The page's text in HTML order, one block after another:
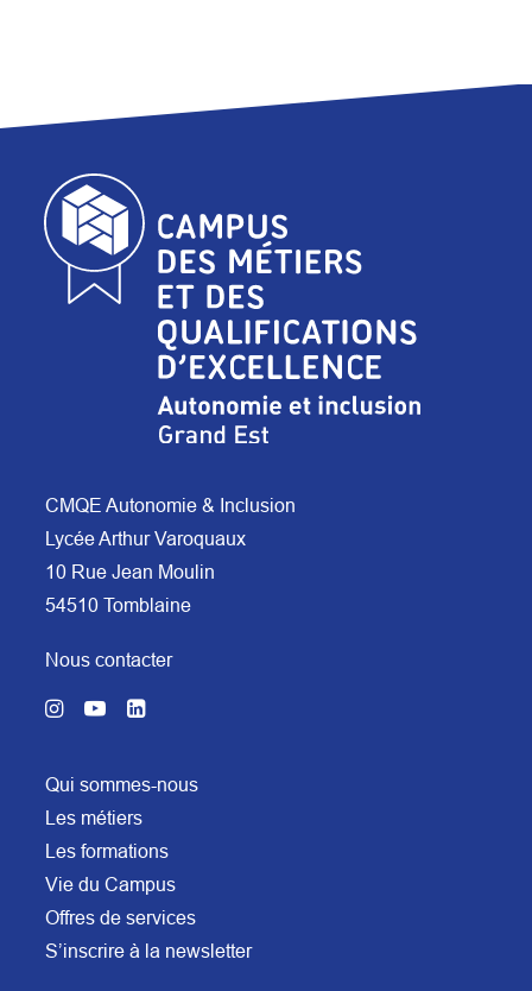
CMQE Autonomie & Inclusion
Lycée Arthur Varoquaux
10 Rue Jean Moulin
54510 Tomblaine
Nous contacter
Qui sommes-nous
Les métiers
Les formations
Vie du Campus
Offres de services
S’inscrire à la newsletter